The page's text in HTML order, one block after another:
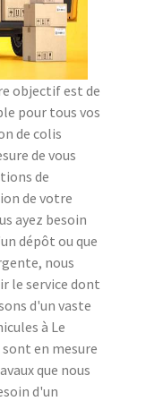
objectif est de
pour tous vos
de colis
de vous
de
de votre
ayez besoin
dépôt ou que
nous
le service dont
d'un vaste
à Le
en mesure
que nous
d'un